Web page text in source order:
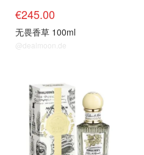
€245.00
无畏香草 100ml
@dealmoon.de